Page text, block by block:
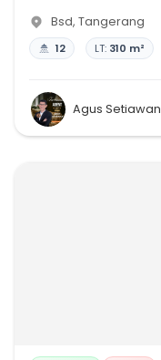
Bsd, Tangerang
12 LT: 310 m²
Agus Setiawan